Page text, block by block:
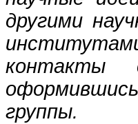
другими
контакты
группы.